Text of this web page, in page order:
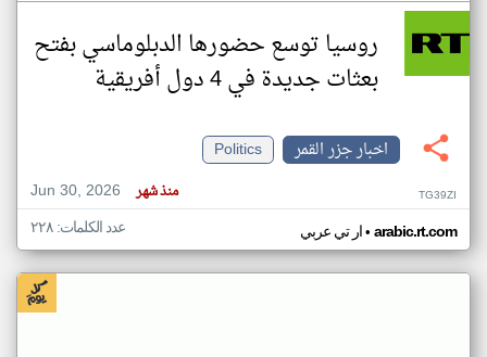
روسيا توسع حضورها الدبلوماسي بفتح
بعثات جديدة في 4 دول أفريقية
اخبار جزر القمر
Politics
Jun 30, 2026
منذ شهر TG39ZI
ار تي عربي• arabic.rt.com عدد الكلمات: ٢٢٨